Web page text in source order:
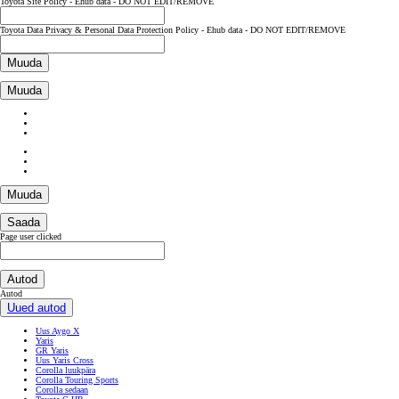
Toyota Data Privacy & Personal Data Protection Policy - Ehub data - DO NOT EDIT/REMOVE
Muuda
Muuda
Muuda
Saada
Page user clicked
Autod
Autod
Uued autod
Uus Aygo X
Yaris
GR Yaris
Uus Yaris Cross
Corolla luukpära
Corolla Touring Sports
Corolla sedaan